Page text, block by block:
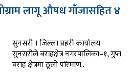
लागू औषध गाँजासहित ४
सुनसरी । जिल्ला प्रहरी कार्यालय
सुनसरीले बराहक्षेत्र नगरपालिका–१, गुप्त
बराह क्षेत्रमा ठूलो परिमाण..